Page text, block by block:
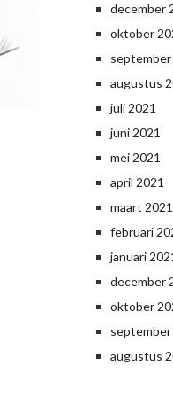
december
oktober
september
augustus
juli 2021
juni 2021
mei 2021
april 2021
maart 2021
februari
januari
december
oktober
augustus